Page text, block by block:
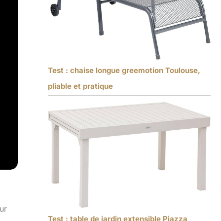
Test : chaise longue greemotion Toulouse,
pliable et pratique
Test : table de jardin extensible Piazza